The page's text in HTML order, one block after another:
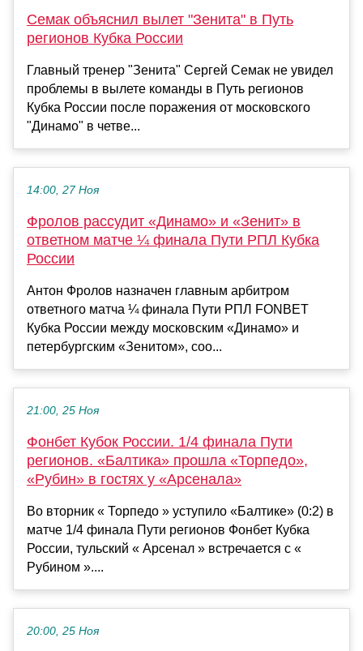
Семак объяснил вылет "Зенита" в Путь
регионов Кубка России
Главный тренер "Зенита" Сергей Семак не увидел
проблемы в вылете команды в Путь регионов
Кубка России после поражения от московского
"Динамо" в четве...
14:00, 27 Ноя
Фролов рассудит «Динамо» и «Зенит» в
ответном матче ¼ финала Пути РПЛ Кубка
России
Антон Фролов назначен главным арбитром
ответного матча ¼ финала Пути РПЛ FONBET
Кубка России между московским «Динамо» и
петербургским «Зенитом», соо...
21:00, 25 Ноя
Фонбет Кубок России. 1/4 финала Пути
регионов. «Балтика» прошла «Торпедо»,
«Рубин» в гостях у «Арсенала»
Во вторник « Торпедо » уступило «Балтике» (0:2) в
матче 1/4 финала Пути регионов Фонбет Кубка
России, тульский « Арсенал » встречается с «
Рубином »....
20:00, 25 Ноя